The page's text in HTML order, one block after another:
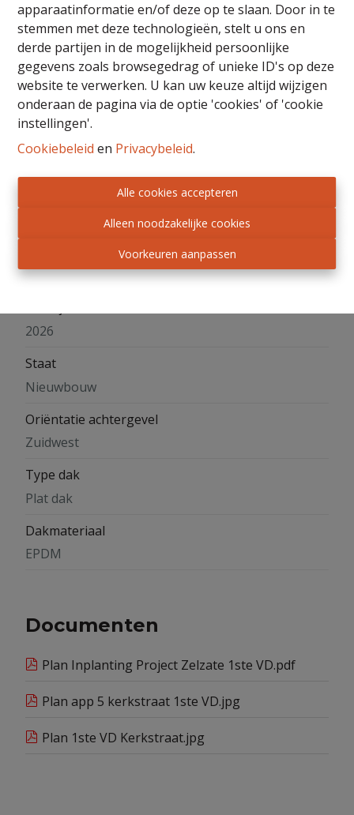
apparaatinformatie en/of deze op te slaan. Door in te
stemmen met deze technologieën, stelt u ons en
derde partijen in de mogelijkheid persoonlijke
gegevens zoals browsegedrag of unieke ID's op deze
website te verwerken. U kan uw keuze altijd wijzigen
onderaan de pagina via de optie 'cookies' of 'cookie
instellingen'.
Cookiebeleid en Privacybeleid.
Alle cookies accepteren
Alleen noodzakelijke cookies
Voorkeuren aanpassen
Commentaar
Vrije keuze binnen budget
Beglazing
Superisolerend
Raamkozijn
PVC
Bebouwing
Niet meegedeeld
2026
Staat
Nieuwbouw
Oriëntatie achtergevel
Zuidwest
Type dak
Plat dak
Dakmateriaal
EPDM
Documenten
Plan Inplanting Project Zelzate 1ste VD.pdf
Plan app 5 kerkstraat 1ste VD.jpg
Plan 1ste VD Kerkstraat.jpg